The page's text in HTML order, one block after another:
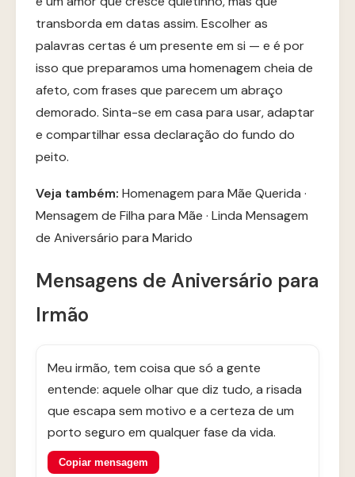
transborda em datas assim. Escolher as
palavras certas é um presente em si — e é por
isso que preparamos uma homenagem cheia de
afeto, com frases que parecem um abraço
demorado. Sinta-se em casa para usar, adaptar
e compartilhar essa declaração do fundo do
peito.
Veja também: Homenagem para Mãe Querida ·
Mensagem de Filha para Mãe · Linda Mensagem
de Aniversário para Marido
Mensagens de Aniversário para
Irmão
Meu irmão, tem coisa que só a gente
entende: aquele olhar que diz tudo, a risada
que escapa sem motivo e a certeza de um
porto seguro em qualquer fase da vida.
Copiar mensagem